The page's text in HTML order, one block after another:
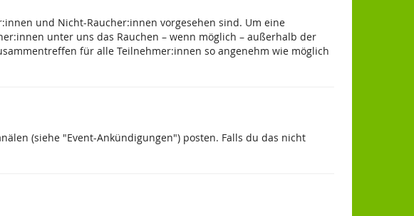
und Nicht-Raucher:innen vorgesehen sind. Um eine
unter uns das Rauchen – wenn möglich – außerhalb der
für alle Teilnehmer:innen so angenehm wie möglich
(siehe "Event-Ankündigungen") posten. Falls du das nicht